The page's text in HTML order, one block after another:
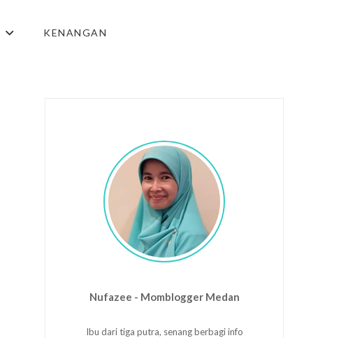
KENANGAN
Nufazee - Momblogger Medan
Ibu dari tiga putra, senang berbagi info